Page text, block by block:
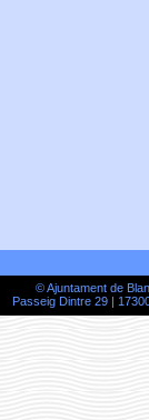
© Ajuntament de
Passeig Dintre 29 |